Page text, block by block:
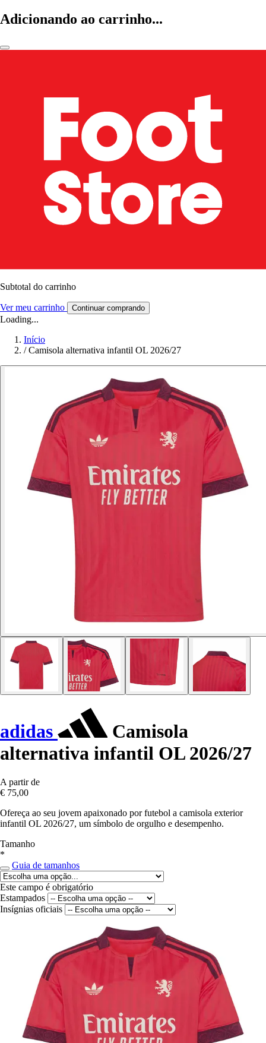
Adicionando ao carrinho...
Subtotal do carrinho
Ver meu carrinho Continuar comprando
Loading...
Início
/ Camisola alternativa infantil OL 2026/27
adidas
Camisola
alternativa infantil OL 2026/27
A partir de
€ 75,00
Ofereça ao seu jovem apaixonado por futebol a camisola exterior
infantil OL 2026/27, um símbolo de orgulho e desempenho.
Tamanho
*
Guia de tamanhos
Este campo é obrigatório
Estampados
Insígnias oficiais